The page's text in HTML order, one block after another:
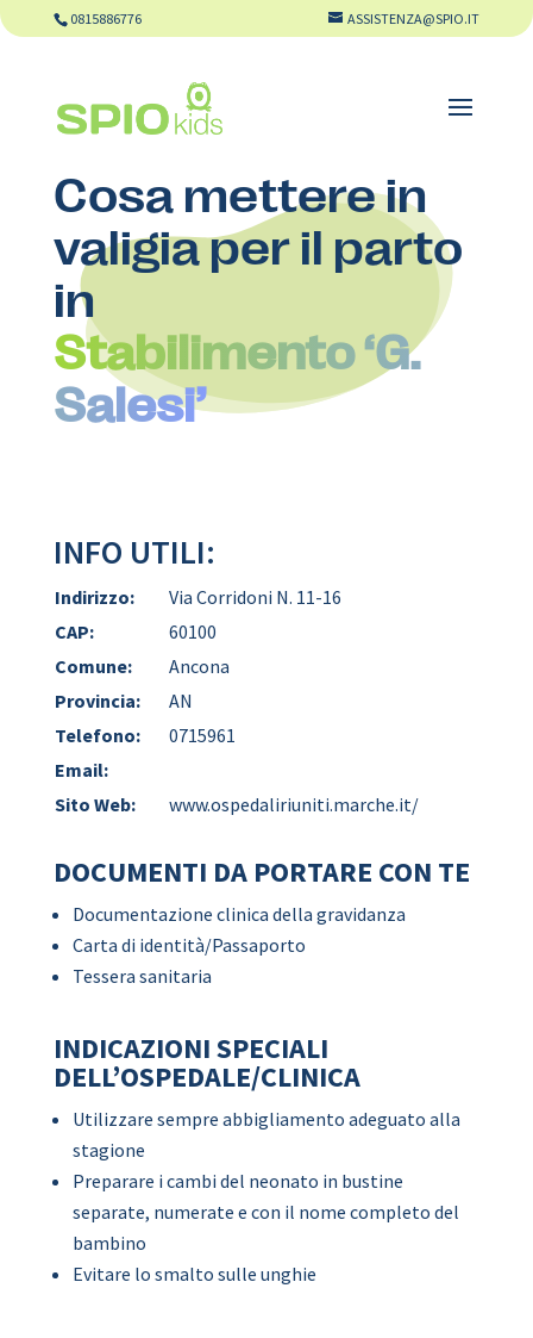
0815886776 ASSISTENZA@SPIO.IT
Cosa mettere in
valigia per il parto
in
Stabilimento ‘G.
Salesi’
INFO UTILI:
Indirizzo:
Via Corridoni N. 11-16
CAP:
60100
Comune:
Ancona
Provincia:
AN
Telefono:
0715961
Email:
Sito Web:
www.ospedaliriuniti.marche.it/
DOCUMENTI DA PORTARE CON TE
Documentazione clinica della gravidanza
Carta di identità/Passaporto
Tessera sanitaria
INDICAZIONI SPECIALI
DELL’OSPEDALE/CLINICA
Utilizzare sempre abbigliamento adeguato alla
stagione
Preparare i cambi del neonato in bustine
separate, numerate e con il nome completo del
bambino
Evitare lo smalto sulle unghie